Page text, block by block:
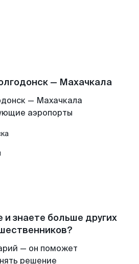
— Махачкала
— Махачкала
аэропорты
и знаете больше других
— он поможет
решение